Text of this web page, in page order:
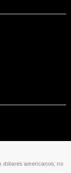
dólares americanos, no